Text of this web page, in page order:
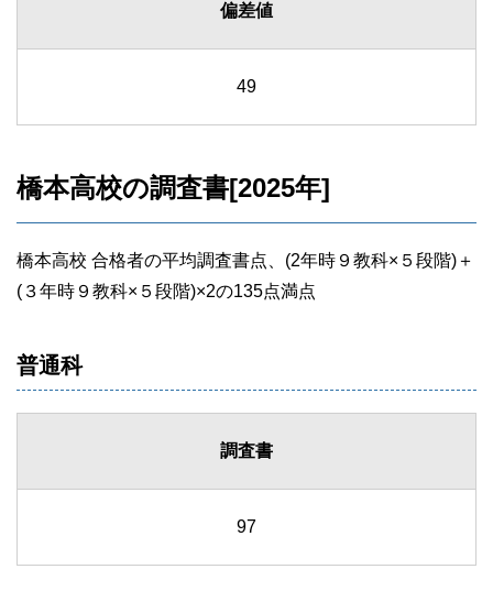
偏差値
49
橋本高校の調査書[2025年]
橋本高校 合格者の平均調査書点、(2年時９教科×５段階)＋
(３年時９教科×５段階)×2の135点満点
普通科
調査書
97